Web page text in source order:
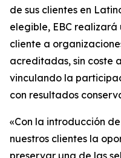
de sus clientes en
elegible, EBC
cliente a
acreditadas, sin coste
vinculando la
con resultados
«Con la introducción
nuestros clientes la